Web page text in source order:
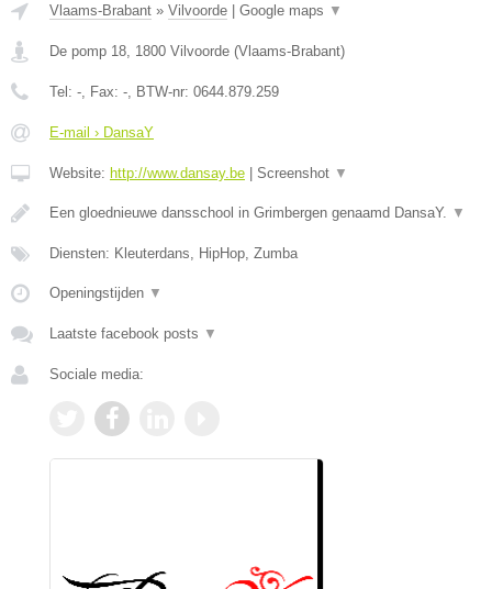
Vlaams-Brabant » Vilvoorde | Google maps ▼
De pomp 18 1800 Vilvoorde (Vlaams-Brabant)
Tel: - , Fax: - , BTW-nr: 0644.879.259
E-mail › DansaY
Website: http://www.dansay.be | Screenshot ▼
Een gloednieuwe dansschool in Grimbergen genaamd DansaY. ▼
Diensten: Kleuterdans, HipHop, Zumba
Openingstijden ▼
Laatste facebook posts ▼
Sociale media: